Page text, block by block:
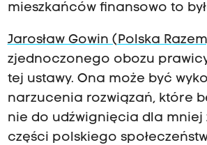
mieszkańców finansowo to
Jarosław Gowin (Polska
zjednoczonego obozu
tej ustawy. Ona może być
narzucenia rozwiązań, które
nie do udźwignięcia dla mniej
części polskiego